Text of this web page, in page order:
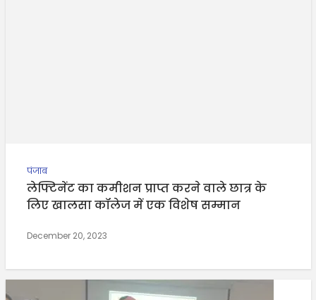
पंजाब
लेफ्टिनेंट का कमीशन प्राप्त करने वाले छात्र के
लिए खालसा कॉलेज में एक विशेष सम्मान
December 20, 2023